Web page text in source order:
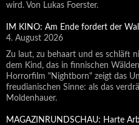
wird. Von Lukas Foerster.
IM KINO: Am Ende fordert der
4. August 2026
Zu laut, zu behaart und es schläft
dem Kind, das in finnischen
Horrorfilm "Nightborn" zeigt das
freudianischen Sinne: als das
Moldenhauer.
MAGAZINRUNDSCHAU: Harte